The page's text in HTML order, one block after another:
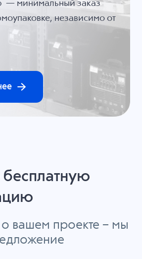
— минимальный заказ
независимо от
бесплатную
о вашем проекте – мы